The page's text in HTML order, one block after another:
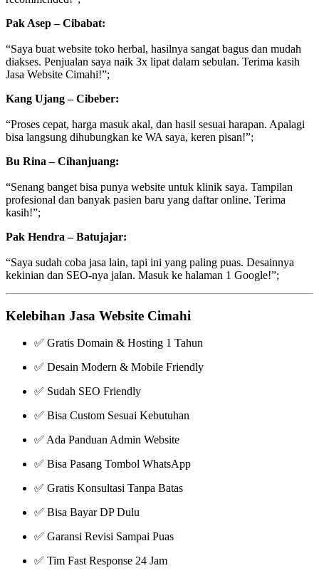
Pak Asep – Cibabat:
“Saya buat website toko herbal, hasilnya sangat bagus dan mudah
diakses. Penjualan saya naik 3x lipat dalam sebulan. Terima kasih
Jasa Website Cimahi!”;
Kang Ujang – Cibeber:
“Proses cepat, harga masuk akal, dan hasil sesuai harapan. Apalagi
bisa langsung dihubungkan ke WA saya, keren pisan!”;
Bu Rina – Cihanjuang:
“Senang banget bisa punya website untuk klinik saya. Tampilan
profesional dan banyak pasien baru yang daftar online. Terima
kasih!”;
Pak Hendra – Batujajar:
“Saya sudah coba jasa lain, tapi ini yang paling puas. Desainnya
kekinian dan SEO-nya jalan. Masuk ke halaman 1 Google!”;
Kelebihan Jasa Website Cimahi
✅ Gratis Domain & Hosting 1 Tahun
✅ Desain Modern & Mobile Friendly
✅ Sudah SEO Friendly
✅ Bisa Custom Sesuai Kebutuhan
✅ Ada Panduan Admin Website
✅ Bisa Pasang Tombol WhatsApp
✅ Gratis Konsultasi Tanpa Batas
✅ Bisa Bayar DP Dulu
✅ Garansi Revisi Sampai Puas
✅ Tim Fast Response 24 Jam